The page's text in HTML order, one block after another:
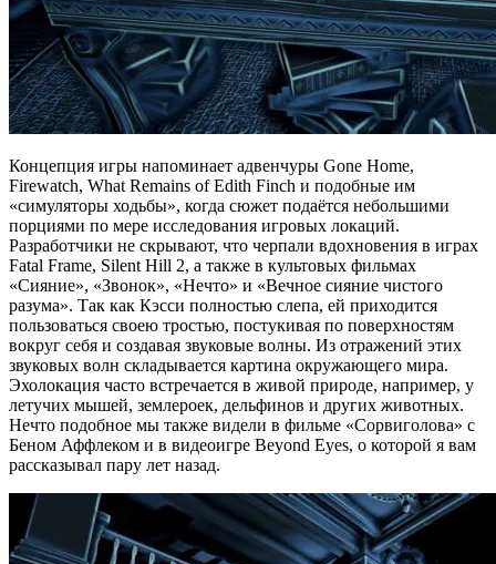
Концепция игры напоминает адвенчуры Gone Home,
Firewatch, What Remains of Edith Finch и подобные им
«симуляторы ходьбы», когда сюжет подаётся небольшими
порциями по мере исследования игровых локаций.
Разработчики не скрывают, что черпали вдохновения в играх
Fatal Frame, Silent Hill 2, а также в культовых фильмах
«Сияние», «Звонок», «Нечто» и «Вечное сияние чистого
разума». Так как Кэсси полностью слепа, ей приходится
пользоваться своею тростью, постукивая по поверхностям
вокруг себя и создавая звуковые волны. Из отражений этих
звуковых волн складывается картина окружающего мира.
Эхолокация часто встречается в живой природе, например, у
летучих мышей, землероек, дельфинов и других животных.
Нечто подобное мы также видели в фильме «Сорвиголова» с
Беном Аффлеком и в видеоигре Beyond Eyes, о которой я вам
рассказывал пару лет назад.